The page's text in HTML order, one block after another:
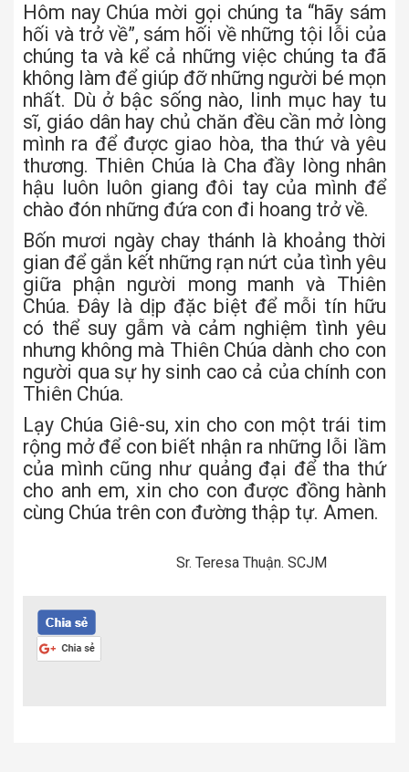
Hôm nay Chúa mời gọi chúng ta “hãy sám
hối và trở về”, sám hối về những tội lỗi của
chúng ta và kể cả những việc chúng ta đã
không làm để giúp đỡ những người bé mọn
nhất. Dù ở bậc sống nào, linh mục hay tu
sĩ, giáo dân hay chủ chăn đều cần mở lòng
mình ra để được giao hòa, tha thứ và yêu
thương. Thiên Chúa là Cha đầy lòng nhân
hậu luôn luôn giang đôi tay của mình để
chào đón những đứa con đi hoang trở về.
Bốn mươi ngày chay thánh là khoảng thời
gian để gắn kết những rạn nứt của tình yêu
giữa phận người mong manh và Thiên
Chúa. Đây là dịp đặc biệt để mỗi tín hữu
có thể suy gẫm và cảm nghiệm tình yêu
nhưng không mà Thiên Chúa dành cho con
người qua sự hy sinh cao cả của chính con
Thiên Chúa.
Lạy Chúa Giê-su, xin cho con một trái tim
rộng mở để con biết nhận ra những lỗi lầm
của mình cũng như quảng đại để tha thứ
cho anh em, xin cho con được đồng hành
cùng Chúa trên con đường thập tự. Amen.
Sr. Teresa Thuận. SCJM